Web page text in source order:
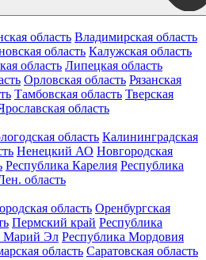
область Владимирская область
область Калужская область
область Липецкая область
Орловская область Рязанская
Тамбовская область Тверская
область
область Калининградская
Ненецкий АО Новгородская
Республика Карелия Республика
область
область Оренбургская
Пермский край Республика
Марий Эл Республика Мордовия
область Саратовская область